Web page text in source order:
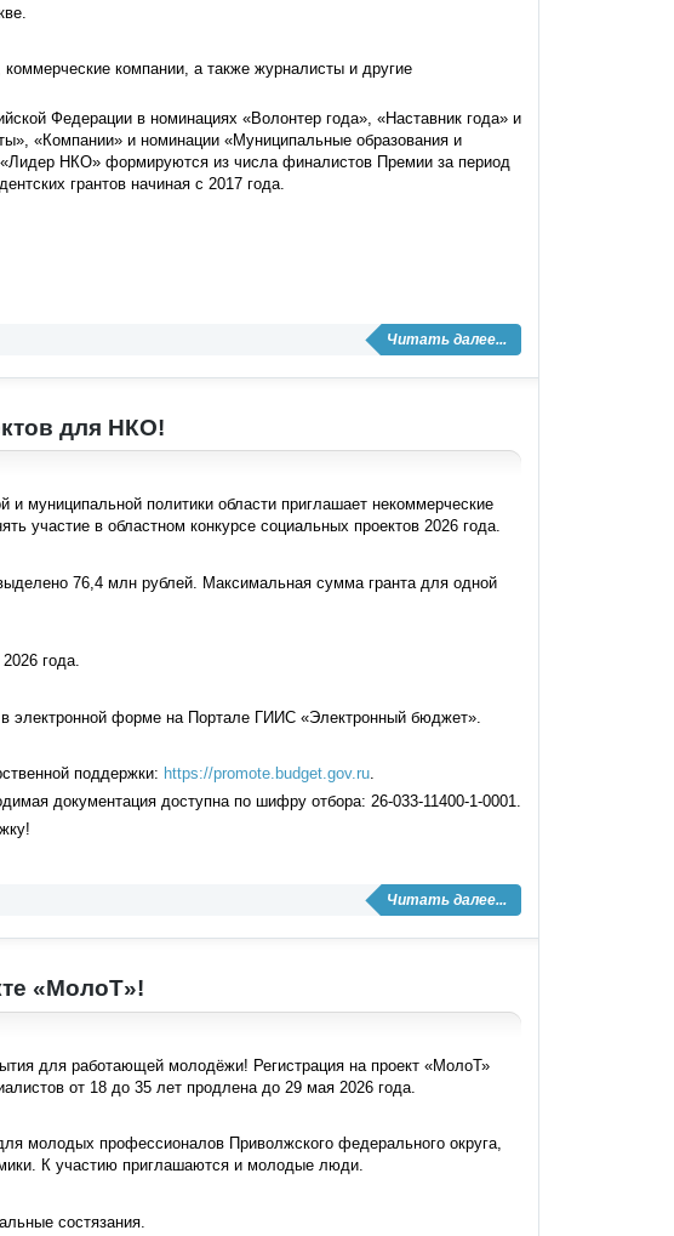
компании, а также журналисты и другие
Федерации в номинациях «Волонтер года», «Наставник года» и
«Компании» и номинации «Муниципальные образования и
«Лидер НКО» формируются из числа финалистов Премии за период
грантов начиная с 2017 года.
Читать далее...
для НКО!
и муниципальной политики области приглашает некоммерческие
участие в областном конкурсе социальных проектов 2026 года.
76,4 млн рублей. Максимальная сумма гранта для одной
года.
электронной форме на Портале ГИИС «Электронный бюджет».
поддержки: https://promote.budget.gov.ru
документация доступна по шифру отбора: 26-033-11400-1-0001.
Читать далее...
«МолоТ»!
для работающей молодёжи! Регистрация на проект «МолоТ»
от 18 до 35 лет продлена до 29 мая 2026 года.
молодых профессионалов Приволжского федерального округа,
К участию приглашаются и молодые люди.
состязания.